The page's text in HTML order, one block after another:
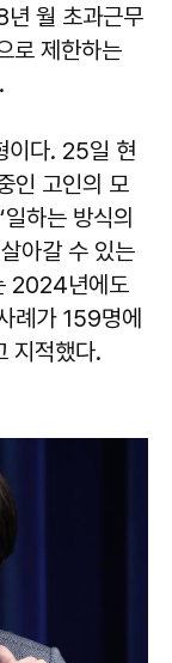
월 초과근무
로 제한하는
이다. 25일 현
인 고인의 모
하는 방식의
아갈 수 있는
2024년에도
례가 159명에
지적했다.